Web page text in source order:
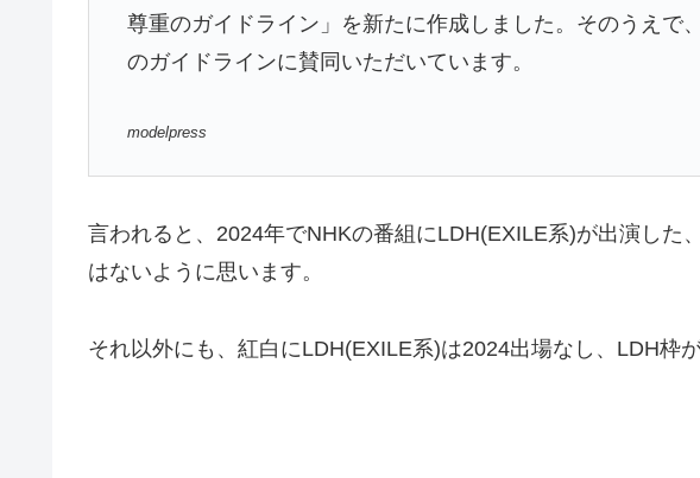
尊重のガイドライン」を新たに作成しました。そのうえで
のガイドラインに賛同いただいています。
modelpress
言われると、2024年でNHKの番組にLDH(EXILE系)が出演した
はないように思います。
それ以外にも、紅白にLDH(EXILE系)は2024出場なし、LDH枠